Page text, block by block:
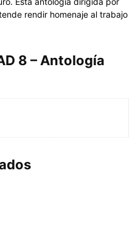
rendir homenaje al trabajo
8 – Antología